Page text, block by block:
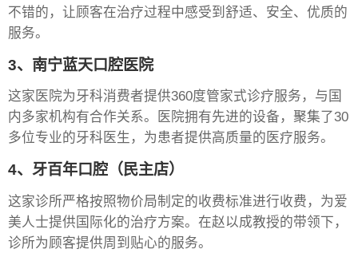
不错的，让顾客在治疗过程中感受到舒适、安全、优质的
服务。
3、南宁蓝天口腔医院
这家医院为牙科消费者提供360度管家式诊疗服务，与国
内多家机构有合作关系。医院拥有先进的设备，聚集了30
多位专业的牙科医生，为患者提供高质量的医疗服务。
4、牙百年口腔（民主店）
这家诊所严格按照物价局制定的收费标准进行收费，为爱
美人士提供国际化的治疗方案。在赵以成教授的带领下，
诊所为顾客提供周到贴心的服务。